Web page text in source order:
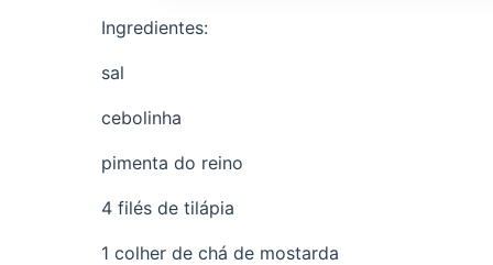
Ingredientes:
sal
cebolinha
pimenta do reino
4 filés de tilápia
1 colher de chá de mostarda